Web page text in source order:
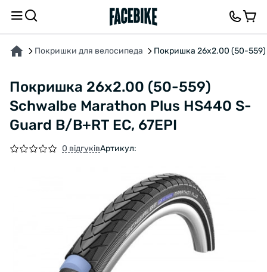
Покришки для велосипеда Покришка 26x2.00 (50-559)
Покришка 26x2.00 (50-559)
Schwalbe Marathon Plus HS440 S-
Guard B/B+RT EC, 67EPI
0 відгуківАртикул:
ПРО ТОВАР ХАРАКТЕРИСТИКИВІДГУКИ ТА ЗАПИТАННЯ